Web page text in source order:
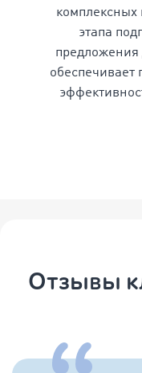
этапа
предложения
Отзывы